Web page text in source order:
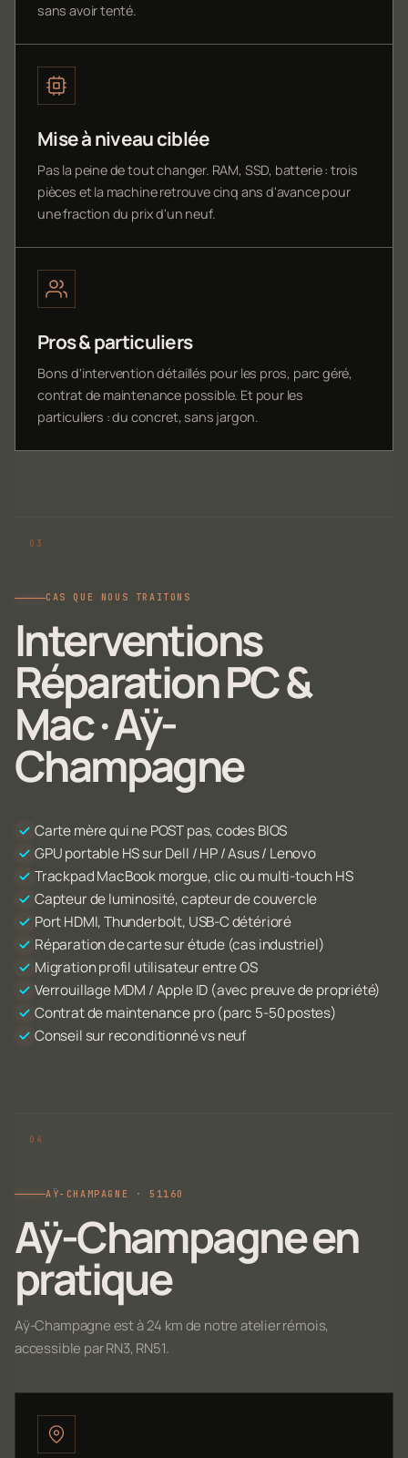
sans avoir tenté.
Mise à niveau ciblée
Pas la peine de tout changer. RAM, SSD, batterie : trois
pièces et la machine retrouve cinq ans d'avance pour
une fraction du prix d'un neuf.
Pros & particuliers
Bons d'intervention détaillés pour les pros, parc géré,
contrat de maintenance possible. Et pour les
particuliers : du concret, sans jargon.
CAS QUE NOUS TRAITONS
Interventions
Réparation PC &
Mac · Aÿ-
Champagne
Carte mère qui ne POST pas, codes BIOS
GPU portable HS sur Dell / HP / Asus / Lenovo
Trackpad MacBook morgue, clic ou multi-touch HS
Capteur de luminosité, capteur de couvercle
Port HDMI, Thunderbolt, USB-C détérioré
Réparation de carte sur étude (cas industriel)
Migration profil utilisateur entre OS
Verrouillage MDM / Apple ID (avec preuve de propriété)
Contrat de maintenance pro (parc 5-50 postes)
Conseil sur reconditionné vs neuf
AŸ-CHAMPAGNE · 51160
Aÿ-Champagne en
pratique
Aÿ-Champagne est à 24 km de notre atelier rémois,
accessible par RN3, RN51.